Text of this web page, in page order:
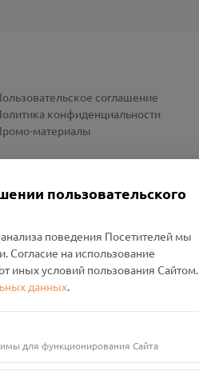
соглашение
конфиденциальности
материалы
д. 26А, пом. 18
пользовательского
поведения Посетителей мы
Согласие на использование
иных условий пользования Сайтом.
данных.
для функционирования Сайта